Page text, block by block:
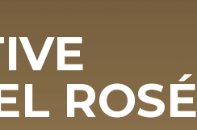
ROSÉ